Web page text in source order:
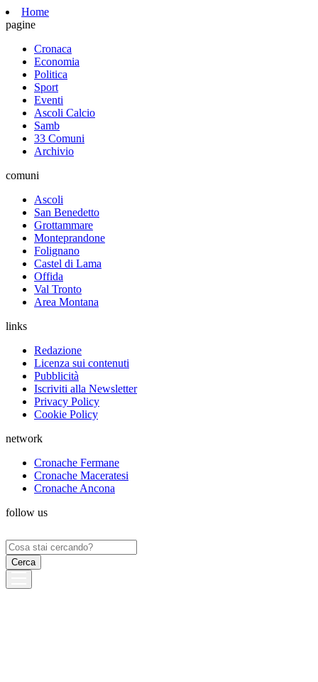
Home
pagine
Cronaca
Economia
Politica
Sport
Eventi
Ascoli Calcio
Samb
33 Comuni
Archivio
comuni
Ascoli
San Benedetto
Grottammare
Monteprandone
Folignano
Castel di Lama
Offida
Val Tronto
Area Montana
links
Redazione
Licenza sui contenuti
Pubblicità
Iscriviti alla Newsletter
Privacy Policy
Cookie Policy
network
Cronache Fermane
Cronache Maceratesi
Cronache Ancona
follow us
Ricerca
per: